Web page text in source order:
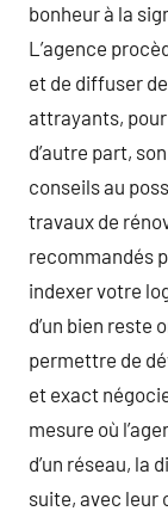
bonheur à la
L’agence
et de diffuser
attrayants,
d’autre part,
conseils au
travaux de
recommandés
indexer votre
d’un bien reste
permettre de
et exact
mesure où
d’un réseau, la
suite, avec leur